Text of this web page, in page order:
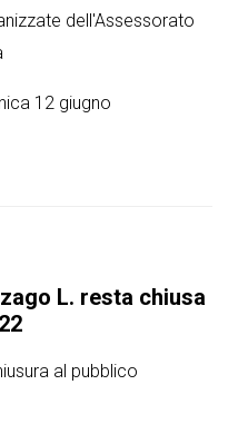
dell'Assessorato
12 giugno
L. resta chiusa
al pubblico